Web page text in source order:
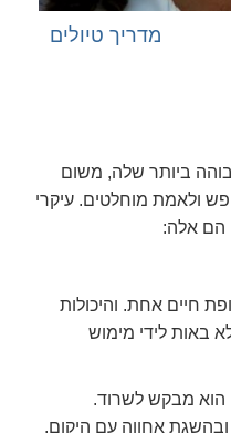
מדריך טיולים
ביותר שלה, משום
ולאמת מוחלטים. עיקרי
הם אלה:
חיים אחת. והיכולות
באות לידי מימוש
הוא מבקש לשרוד.
ובהשגת אחווה עם היקום.